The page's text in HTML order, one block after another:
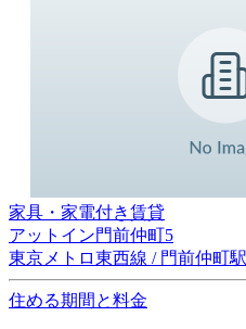
家具・家電付き賃貸
アットイン門前仲町5
東京メトロ東西線 / 門前仲町
住める期間と料金